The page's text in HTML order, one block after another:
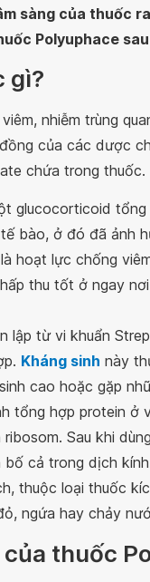
sàng của thuốc
Polyuphace
gì?
nhiễm trùng
của các dược
chứa trong thuốc.
glucocorticoid
bào, ở đó đã ảnh
hoạt lực chống
thu tốt ở ngay
lập từ vi khuẩn
Kháng sinh này
cao hoặc gặp
tổng hợp protein ở
Sau khi
cả trong dịch
thuộc loại thuốc
ngứa hay chảy
thuốc